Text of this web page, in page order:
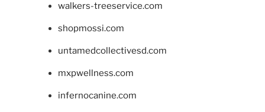
walkers-treeservice.com
shopmossi.com
untamedcollectivesd.com
mxpwellness.com
infernocanine.com